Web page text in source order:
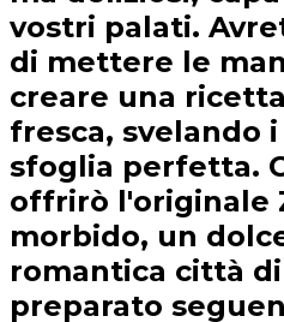
vostri palati.
di mettere le
creare una
fresca, svelando
sfoglia perfetta.
offrirò l'originale
morbido, un
romantica città
preparato